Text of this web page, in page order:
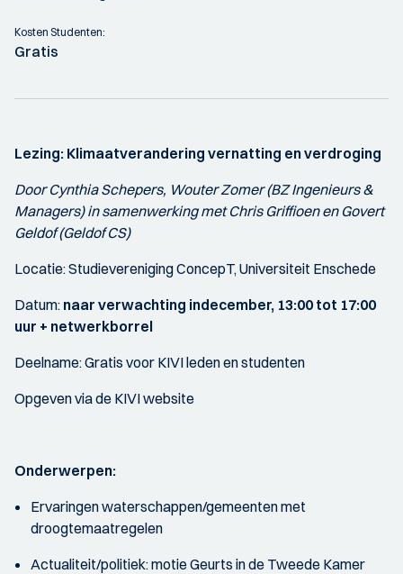
Kosten Studenten:
Gratis
Lezing: Klimaatverandering vernatting en verdroging
Door Cynthia Schepers, Wouter Zomer (BZ Ingenieurs &
Managers) in samenwerking met Chris Griffioen en Govert
Geldof (Geldof CS)
Locatie: Studievereniging ConcepT, Universiteit Enschede
Datum: naar verwachting indecember, 13:00 tot 17:00
uur + netwerkborrel
Deelname: Gratis voor KIVI leden en studenten
Opgeven via de KIVI website
Onderwerpen:
Ervaringen waterschappen/gemeenten met
droogtemaatregelen
Actualiteit/politiek: motie Geurts in de Tweede Kamer